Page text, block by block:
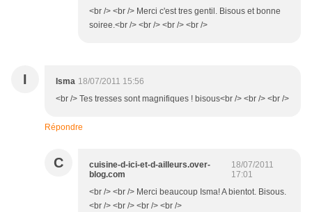
<br /> <br /> Merci c'est tres gentil. Bisous et bonne
soiree.<br /> <br /> <br /> <br />
I Isma 18/07/2011 15:56
<br /> Tes tresses sont magnifiques ! bisous<br /> <br /> <br />
Répondre
C
cuisine-d-ici-et-d-ailleurs.over-
blog.com
18/07/2011
17:01
<br /> <br /> Merci beaucoup Isma! A bientot. Bisous.
<br /> <br /> <br /> <br />